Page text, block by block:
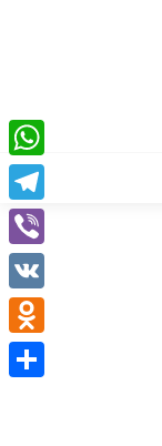
WhatsApp
Telegram
Viber
VK
Odnoklassniki